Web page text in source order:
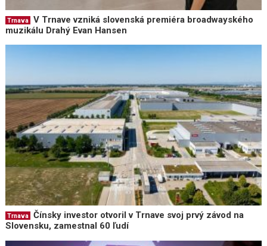
Trnava
V Trnave vzniká slovenská premiéra broadwayského
muzikálu Drahý Evan Hansen
Trnava
Čínsky investor otvoril v Trnave svoj prvý závod na
Slovensku, zamestnal 60 ľudí